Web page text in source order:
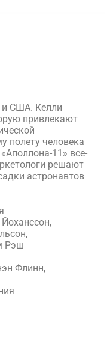
и США. Келли
привлекают
полету человека
11» все-
решают
астронавтов
Рэш
Флинн,